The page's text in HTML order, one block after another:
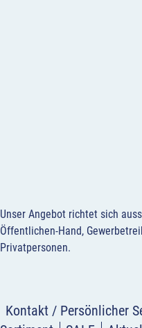
Unser Angebot richtet sich
Öffentlichen-Hand,
Privatpersonen.
Kontakt / Persönlicher